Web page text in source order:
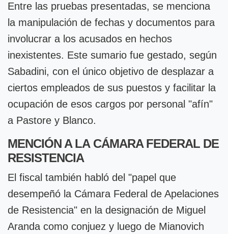
Entre las pruebas presentadas, se menciona
la manipulación de fechas y documentos para
involucrar a los acusados en hechos
inexistentes. Este sumario fue gestado, según
Sabadini, con el único objetivo de desplazar a
ciertos empleados de sus puestos y facilitar la
ocupación de esos cargos por personal "afín"
a Pastore y Blanco.
MENCIÓN A LA CÁMARA FEDERAL DE
RESISTENCIA
El fiscal también habló del "papel que
desempeñó la Cámara Federal de Apelaciones
de Resistencia" en la designación de Miguel
Aranda como conjuez y luego de Mianovich